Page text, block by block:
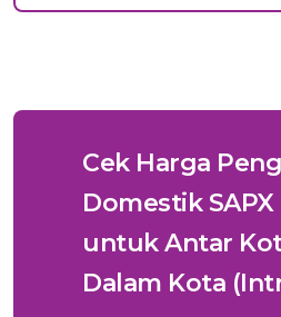
Cek Harga
Domestik SAPX
untuk Antar
Dalam Kota